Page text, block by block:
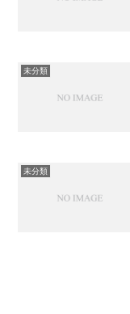
未分類
未分類